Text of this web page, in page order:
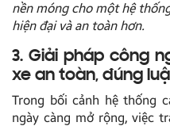
nền móng cho một hệ
hiện đại và an toàn hơn.
3. Giải pháp công
xe an toàn, đúng
Trong bối cảnh hệ thống
ngày càng mở rộng, việc